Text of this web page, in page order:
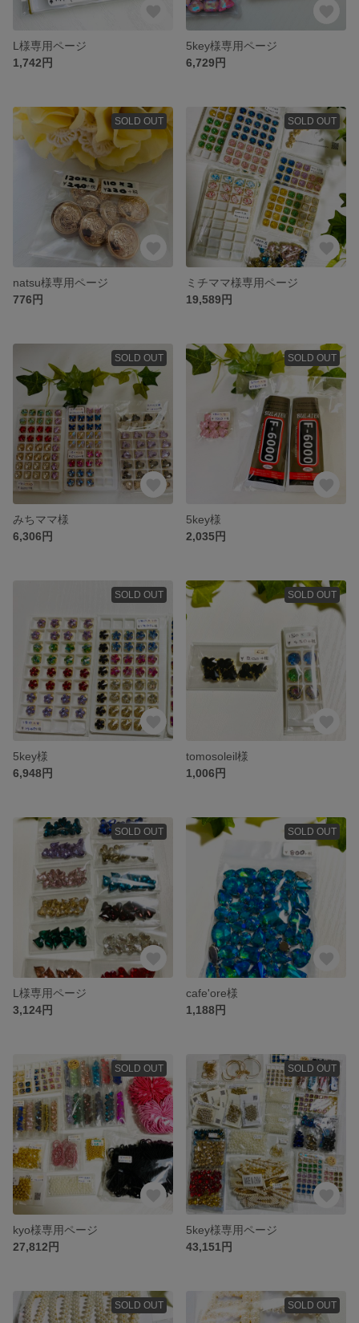
L様専用ページ
1,742円
5key様専用ページ
6,729円
SOLD OUT
natsu様専用ページ
776円
SOLD OUT
ミチママ様専用ページ
19,589円
SOLD OUT
みちママ様
6,306円
SOLD OUT
5key様
2,035円
SOLD OUT
5key様
6,948円
SOLD OUT
tomosoleil様
1,006円
SOLD OUT
L様専用ページ
3,124円
SOLD OUT
cafe'ore様
1,188円
SOLD OUT
kyo様専用ページ
27,812円
SOLD OUT
5key様専用ページ
43,151円
SOLD OUT SOLD OUT